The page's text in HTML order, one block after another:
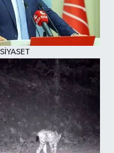
SİYASET